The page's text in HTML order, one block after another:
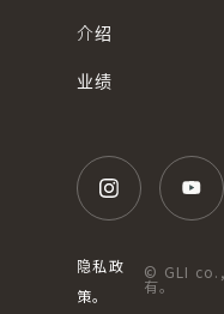
介绍
业绩
隐私政
策。
© GLI
有。